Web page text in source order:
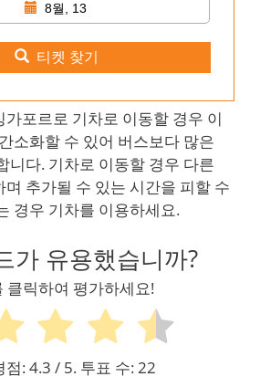
8월, 13
티켓 찾기
포르로 기차로 이동할 경우 이
소화할 수 있어 버스보다 많은
니다. 기차로 이동할 경우 다른
추가될 수 있는 시간을 피할 수
경우 기차를 이용하세요.
가 유용했습니까?
클릭하여 평가하세요!
점:4.3 / 5. 투표 수:22